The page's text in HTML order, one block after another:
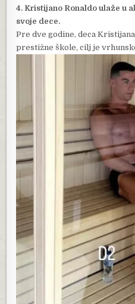
4. Kristijano Ronaldo ulaže u
svoje dece.
Pre dve godine, deca
prestižne škole, cilj je